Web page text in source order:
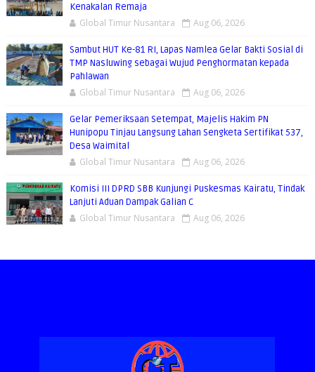
Kenakalan Remaja
Global Timur Nusantara Aug 06, 2026
Sambut HUT Ke-81 RI, Lapas Namlea Gelar Bakti Sosial di
TMP Nasluwing sebagai Wujud Penghormatan kepada
Pahlawan
Global Timur Nusantara Aug 06, 2026
Gelar Pemeriksaan Setempat, Majelis Hakim PN
Hunipopu Tinjau Langsung Lahan Sengketa Sertifikat 537,
Desa Waimital
Global Timur Nusantara Aug 06, 2026
Komisi III DPRD SBB Kunjungi Puskesmas Kairatu, Tindak
Lanjuti Aduan Dampak Galian C
Global Timur Nusantara Aug 06, 2026